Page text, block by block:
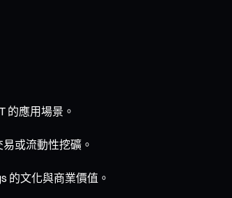
的應用場景。
或流動性挖礦。
的文化與商業價值。